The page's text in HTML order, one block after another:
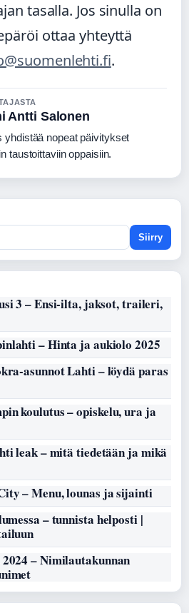
tasalla. Jos sinulla on
ottaa yhteyttä
.
Antti Salonen
yhdistää nopeat päivitykset
taustoittaviin oppaisiin.
Siirry
3 – Ensi-ilta, jaksot, traileri,
– Hinta ja aukiolo 2025
asunnot Lahti – löydä paras
koulutus – opiskelu, ura ja
leak – mitä tiedetään ja mikä
– Menu, lounas ja sijainti
– tunnista helposti |
– Nimilautakunnan